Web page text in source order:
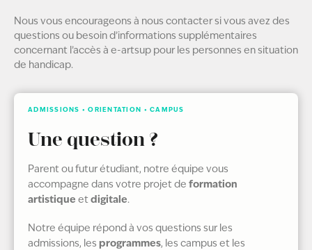
Nous vous encourageons à nous contacter si vous avez des
questions ou besoin d’informations supplémentaires
concernant l’accès à e-artsup pour les personnes en situation
de handicap.
ADMISSIONS • ORIENTATION • CAMPUS
Une question ?
Parent ou futur étudiant, notre équipe vous
accompagne dans votre projet de formation
artistique etdigitale.
Notre équipe répond à vos questions sur les
admissions, les programmes, les campus et les